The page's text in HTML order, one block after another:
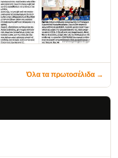
Όλα τα πρωτοσέλιδα →